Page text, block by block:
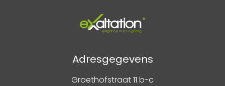
Adresgegevens
Groethofstraat 11 b-c